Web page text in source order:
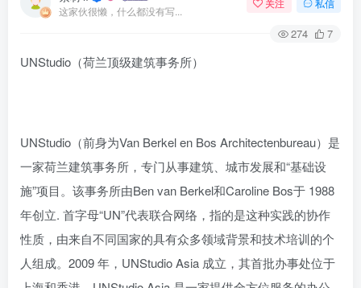
这家伙很懒，什么都没有写...
274 7
UNStudio（荷兰顶级建筑事务所）
UNStudio（前身为Van Berkel en Bos Architectenbureau）是
一家荷兰建筑事务所，专门从事建筑、城市发展和“基础设
施”项目。该事务所由Ben van Berkel和Caroline Bos于 1988
年创立. 首字母“UN”代表联合网络，指的是这种实践的协作
性质，由来自不同国家的具有众多领域背景和技术培训的个
人组成。2009 年，UNStudio Asia 成立，其首批办事处位于